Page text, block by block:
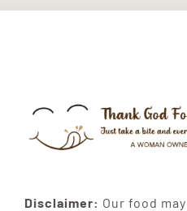
Disclaimer: Our food